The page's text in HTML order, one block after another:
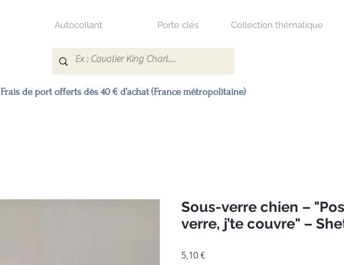
Autocollant Porte clés Collection thématique
Frais de port offerts dès 40 € d’achat (France métropolitaine)
Sous-verre chien –
verre, j’te couvre" –
5,10 €